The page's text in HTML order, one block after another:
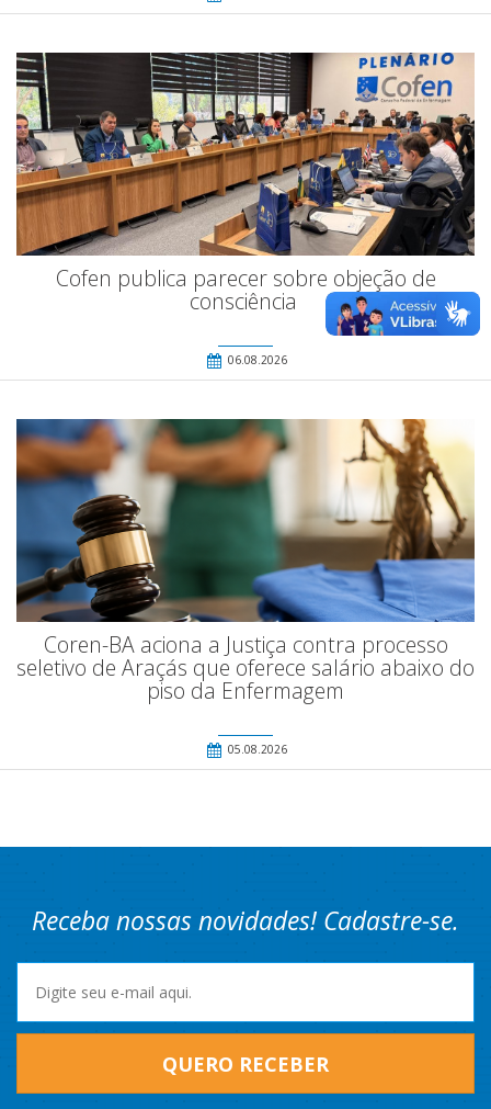
Cofen publica parecer sobre objeção de
consciência
06.08.2026
Coren-BA aciona a Justiça contra processo
seletivo de Araçás que oferece salário abaixo do
piso da Enfermagem
05.08.2026
Receba nossas novidades! Cadastre-se.
QUERO RECEBER